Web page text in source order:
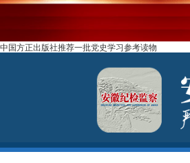
中国方正出版社推荐一批党史学习参考读物